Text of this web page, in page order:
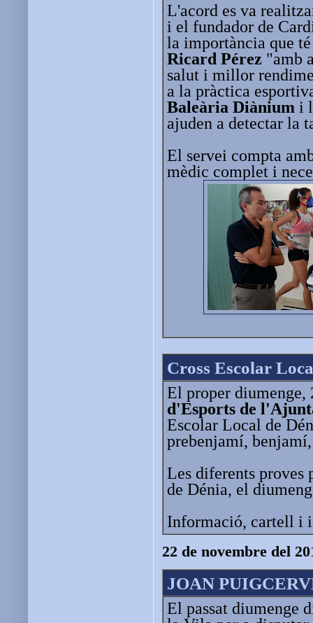
L'acord es va
i el fundador de
la importància que
Ricard Pérez "amb
salut i millor
a la pràctica
Baleària Diànium i
ajuden a detectar la
El servei compta
mèdic complet i
Cross Escolar
El proper
d'Esports de
Escolar Local de
prebenjamí,
Les diferents proves
de Dénia, el
Informació, cartell i
22 de novembre del
JOAN
El passat diumenge